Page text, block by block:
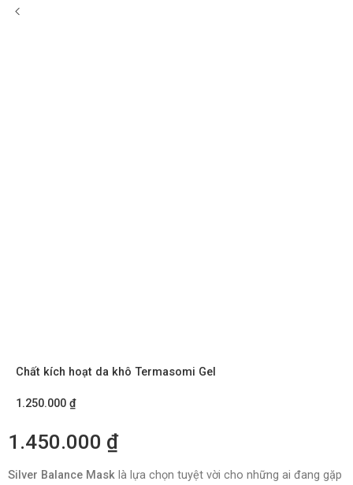
Chất kích hoạt da khô Termasomi Gel
1.250.000 ₫
1.450.000 ₫
Silver Balance Mask là lựa chọn tuyệt vời cho những ai đang gặp